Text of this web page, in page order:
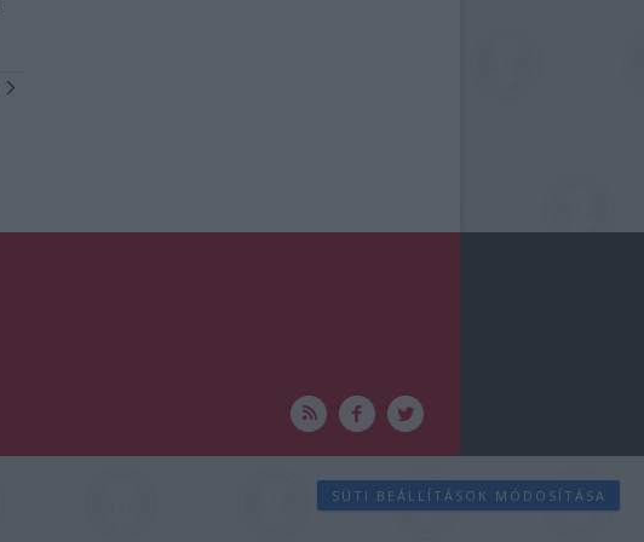
SÜTI BEÁLLÍTÁSOK MÓDOSÍTÁSA